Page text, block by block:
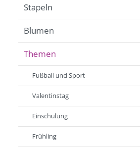
Stapeln
Blumen
Themen
Fußball und Sport
Valentinstag
Einschulung
Frühling